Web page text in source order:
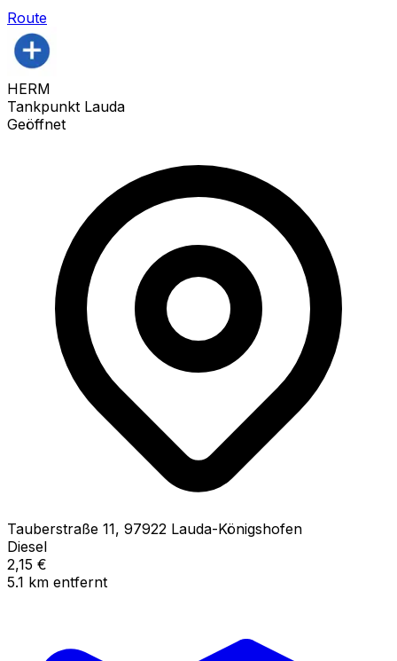
Route
HERM
Tankpunkt Lauda
Geöffnet
Tauberstraße 11, 97922 Lauda-Königshofen
Diesel
2,15 €
5.1 km entfernt